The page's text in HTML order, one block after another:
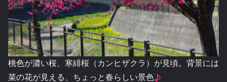
桃色が濃い桜、寒緋桜（カンヒザクラ）が見頃。背景には
菜の花が見える、ちょっと春らしい景色